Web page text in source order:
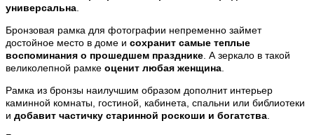
универсальна.
Бронзовая рамка для фотографии непременно займет
достойное место в доме и сохранит самые теплые
воспоминания о прошедшем празднике. А зеркало в такой
великолепной рамке оценит любая женщина.
Рамка из бронзы наилучшим образом дополнит интерьер
каминной комнаты, гостиной, кабинета, спальни или библиотеки
и добавит частичку старинной роскоши и богатства.